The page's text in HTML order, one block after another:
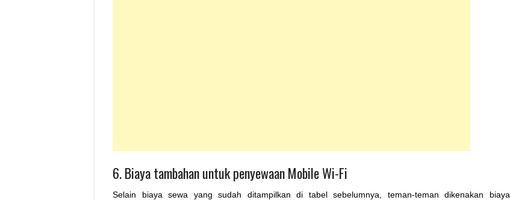
6. Biaya tambahan untuk penyewaan Mobile Wi-Fi
Selain biaya sewa yang sudah ditampilkan di tabel sebelumnya, teman-teman dikenakan biaya